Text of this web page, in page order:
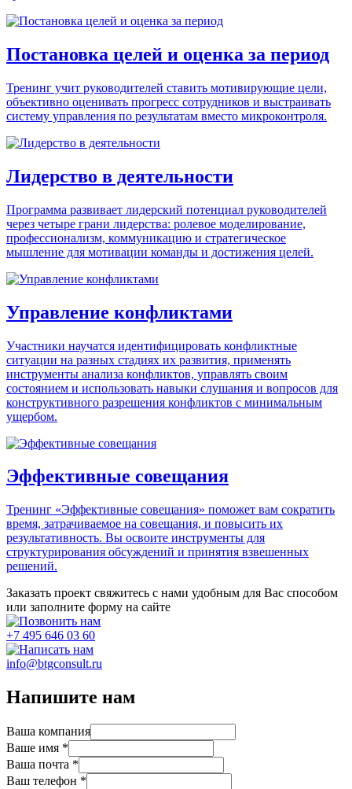
Постановка целей и оценка за период
Тренинг учит руководителей ставить мотивирующие цели,
объективно оценивать прогресс сотрудников и выстраивать
систему управления по результатам вместо микроконтроля.
Лидерство в деятельности
Программа развивает лидерский потенциал руководителей
через четыре грани лидерства: ролевое моделирование,
профессионализм, коммуникацию и стратегическое
мышление для мотивации команды и достижения целей.
Управление конфликтами
Участники научатся идентифицировать конфликтные
ситуации на разных стадиях их развития, применять
инструменты анализа конфликтов, управлять своим
состоянием и использовать навыки слушания и вопросов для
конструктивного разрешения конфликтов с минимальным
ущербом.
Эффективные совещания
Тренинг «Эффективные совещания» поможет вам сократить
время, затрачиваемое на совещания, и повысить их
результативность. Вы освоите инструменты для
структурирования обсуждений и принятия взвешенных
решений.
Заказать проект свяжитесь с нами удобным для Вас способом
или заполните форму на сайте
+7 495 646 03 60
info@btgconsult.ru
Напишите нам
Ваша компания
Ваше имя *
Ваша почта *
Ваш телефон *